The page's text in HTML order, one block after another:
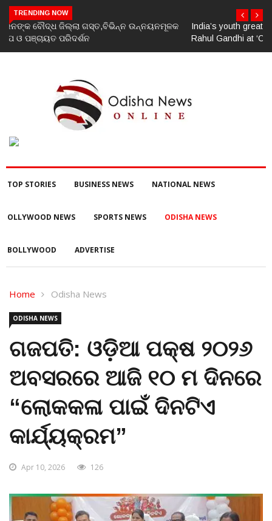
TRENDING NOW
India’s youth greatest strength, potential unmatched globally:
Rahul Gandhi at ‘Chhatron Ki Goonj’ event
TOP STORIES BUSINESS NEWS NATIONAL NEWS
OLLYWOOD NEWS SPORTS NEWS ODISHA NEWS
BOLLYWOOD ADVERTISE
Home Odisha News
ODISHA NEWS
ଗଜପତି: ଓଡ଼ିଆ ପକ୍ଷ ୨୦୨୬
ଅବସରରେ ଆଜି ୧୦ ମ ଦିନରେ
“ଲୋକକଳା ପାଇଁ ଦିନଟିଏ
କାର୍ଯ୍ୟକ୍ରମ”
Apr 10, 2026 126